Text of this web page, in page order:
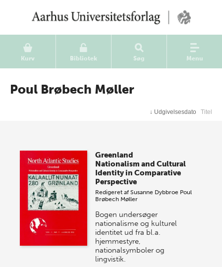
Kurv Bibliotek Søg Menu
Poul Brøbech Møller
↓ Udgivelsesdato Titel
Greenland
Nationalism and Cultural
Identity in Comparative
Perspective
Redigeret afSusanne Dybbroe Poul
Brøbech Møller
Bogen undersøger
nationalisme og kulturel
identitet ud fra bl.a.
hjemmestyre,
nationalsymboler og
lingvistik.